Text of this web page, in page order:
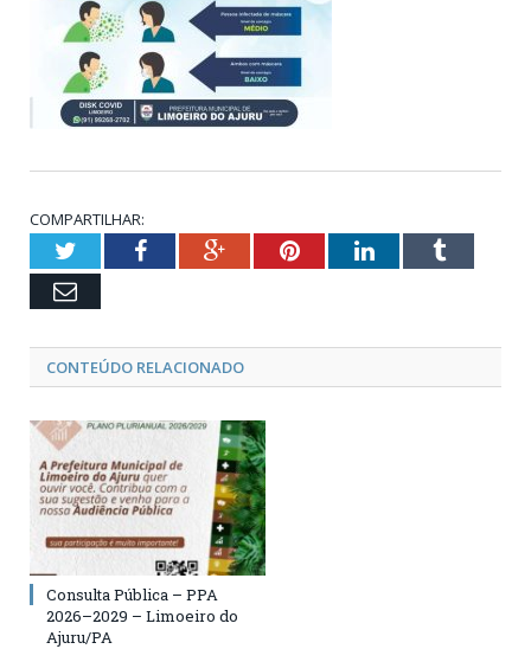
COMPARTILHAR:
TwitterFacebookGoogle+PinterestLinkedInTumblr
Email
CONTEÚDO RELACIONADO
Consulta Pública – PPA
2026–2029 – Limoeiro do
Ajuru/PA